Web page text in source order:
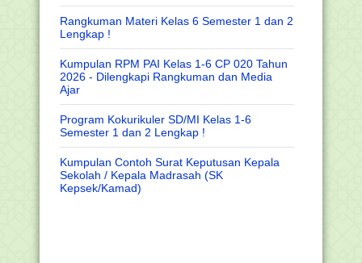
Rangkuman Materi Kelas 6 Semester 1 dan 2
Lengkap !
Kumpulan RPM PAI Kelas 1-6 CP 020 Tahun
2026 - Dilengkapi Rangkuman dan Media
Ajar
Program Kokurikuler SD/MI Kelas 1-6
Semester 1 dan 2 Lengkap !
Kumpulan Contoh Surat Keputusan Kepala
Sekolah / Kepala Madrasah (SK
Kepsek/Kamad)